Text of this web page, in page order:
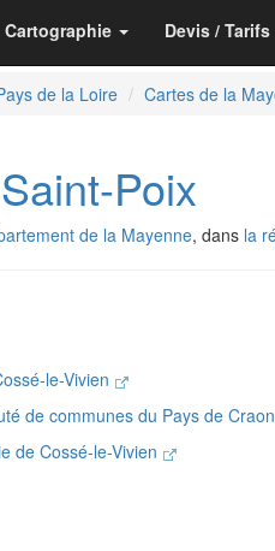
Cartographie Devis / Tarifs
de la Loire Cartes de la
Poix
de la Mayenne, dans la
le-Vivien
de communes du Pays de Craon
de Cossé-le-Vivien